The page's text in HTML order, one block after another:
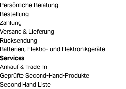
Persönliche Beratung
Bestellung
Zahlung
Versand & Lieferung
Rücksendung
Batterien, Elektro- und Elektronikgeräte
Services
Ankauf & Trade-In
Geprüfte Second-Hand-Produkte
Second Hand Liste